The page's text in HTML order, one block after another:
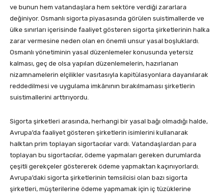
ve bunun hem vatandaşlara hem sektöre verdiği zararlara
değiniyor. Osmanlı sigorta piyasasında görülen suistimallerde ve
ülke sınırları içerisinde faaliyet gösteren sigorta şirketlerinin halka
zarar vermesine neden olan en önemli unsur yasal boşluklardı.
Osmanlı yönetiminin yasal düzenlemeler konusunda yetersiz
kalması, geç de olsa yapılan düzenlemelerin, hazırlanan
nizamnamelerin elçilikler vasıtasıyla kapitülasyonlara dayanılarak
reddedilmesi ve uygulama imkânının bırakılmaması şirketlerin
suistimallerini arttırıyordu.
Sigorta şirketleri arasında, herhangi bir yasal bağı olmadığı halde,
Avrupa’da faaliyet gösteren şirketlerin isimlerini kullanarak
halktan prim toplayan sigortacılar vardı. Vatandaşlardan para
toplayan bu sigortacılar, ödeme yapmaları gereken durumlarda
çeşitli gerekçeler göstererek ödeme yapmaktan kaçınıyorlardı.
Avrupa’daki sigorta şirketlerinin temsilcisi olan bazı sigorta
şirketleri, müşterilerine ödeme yapmamak için iç tüzüklerine